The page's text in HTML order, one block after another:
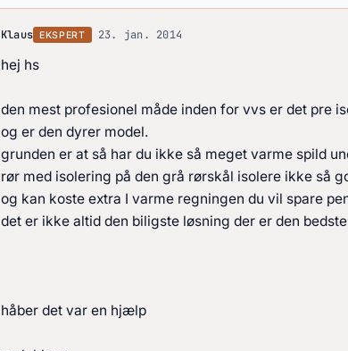
Svar af Klaus
Klaus EKSPERT 23. jan. 2014
hej hs
den mest profesionel måde inden for vvs er det pre
og er den dyrer model.
grunden er at så har du ikke så meget varme spild
rør med isolering på den grå rørskål isolere ikke så
og kan koste extra I varme regningen du vil spare
det er ikke altid den biligste løsning der er den
håber det var en hjælp